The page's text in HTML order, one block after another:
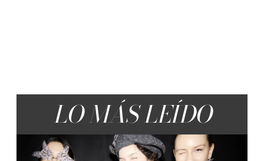
LO MÁS LEÍDO